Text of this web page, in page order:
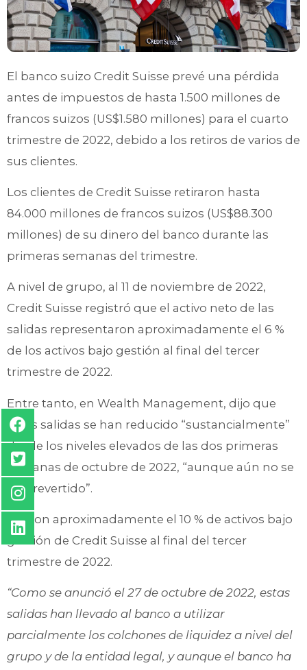
El banco suizo Credit Suisse prevé una pérdida
antes de impuestos de hasta 1.500 millones de
francos suizos (US$1.580 millones) para el cuarto
trimestre de 2022, debido a los retiros de varios de
sus clientes.
Los clientes de Credit Suisse retiraron hasta
84.000 millones de francos suizos (US$88.300
millones) de su dinero del banco durante las
primeras semanas del trimestre.
A nivel de grupo, al 11 de noviembre de 2022,
Credit Suisse registró que el activo neto de las
salidas representaron aproximadamente el 6 %
de los activos bajo gestión al final del tercer
trimestre de 2022.
Entre tanto, en Wealth Management, dijo que
estas salidas se han reducido “sustancialmente”
desde los niveles elevados de las dos primeras
semanas de octubre de 2022, “aunque aún no se
han revertido”.
Fueron aproximadamente el 10 % de activos bajo
gestión de Credit Suisse al final del tercer
trimestre de 2022.
“Como se anunció el 27 de octubre de 2022, estas
salidas han llevado al banco a utilizar
parcialmente los colchones de liquidez a nivel del
grupo y de la entidad legal, y aunque el banco ha